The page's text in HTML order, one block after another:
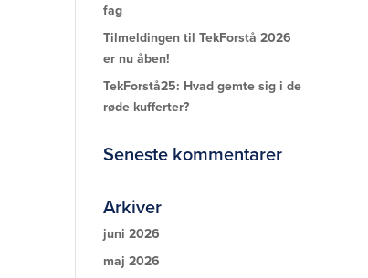
fag
Tilmeldingen til TekForstå 2026
er nu åben!
TekForstå25: Hvad gemte sig i de
røde kufferter?
Seneste kommentarer
Arkiver
juni 2026
maj 2026